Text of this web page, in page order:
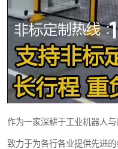
作为一家深耕于工业机器人
致力于为各行各业提供先进